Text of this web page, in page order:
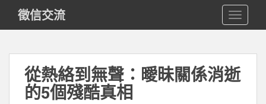
i
徵信交流
從熱絡到無聲：曖昧關係消逝
的5個殘酷真相